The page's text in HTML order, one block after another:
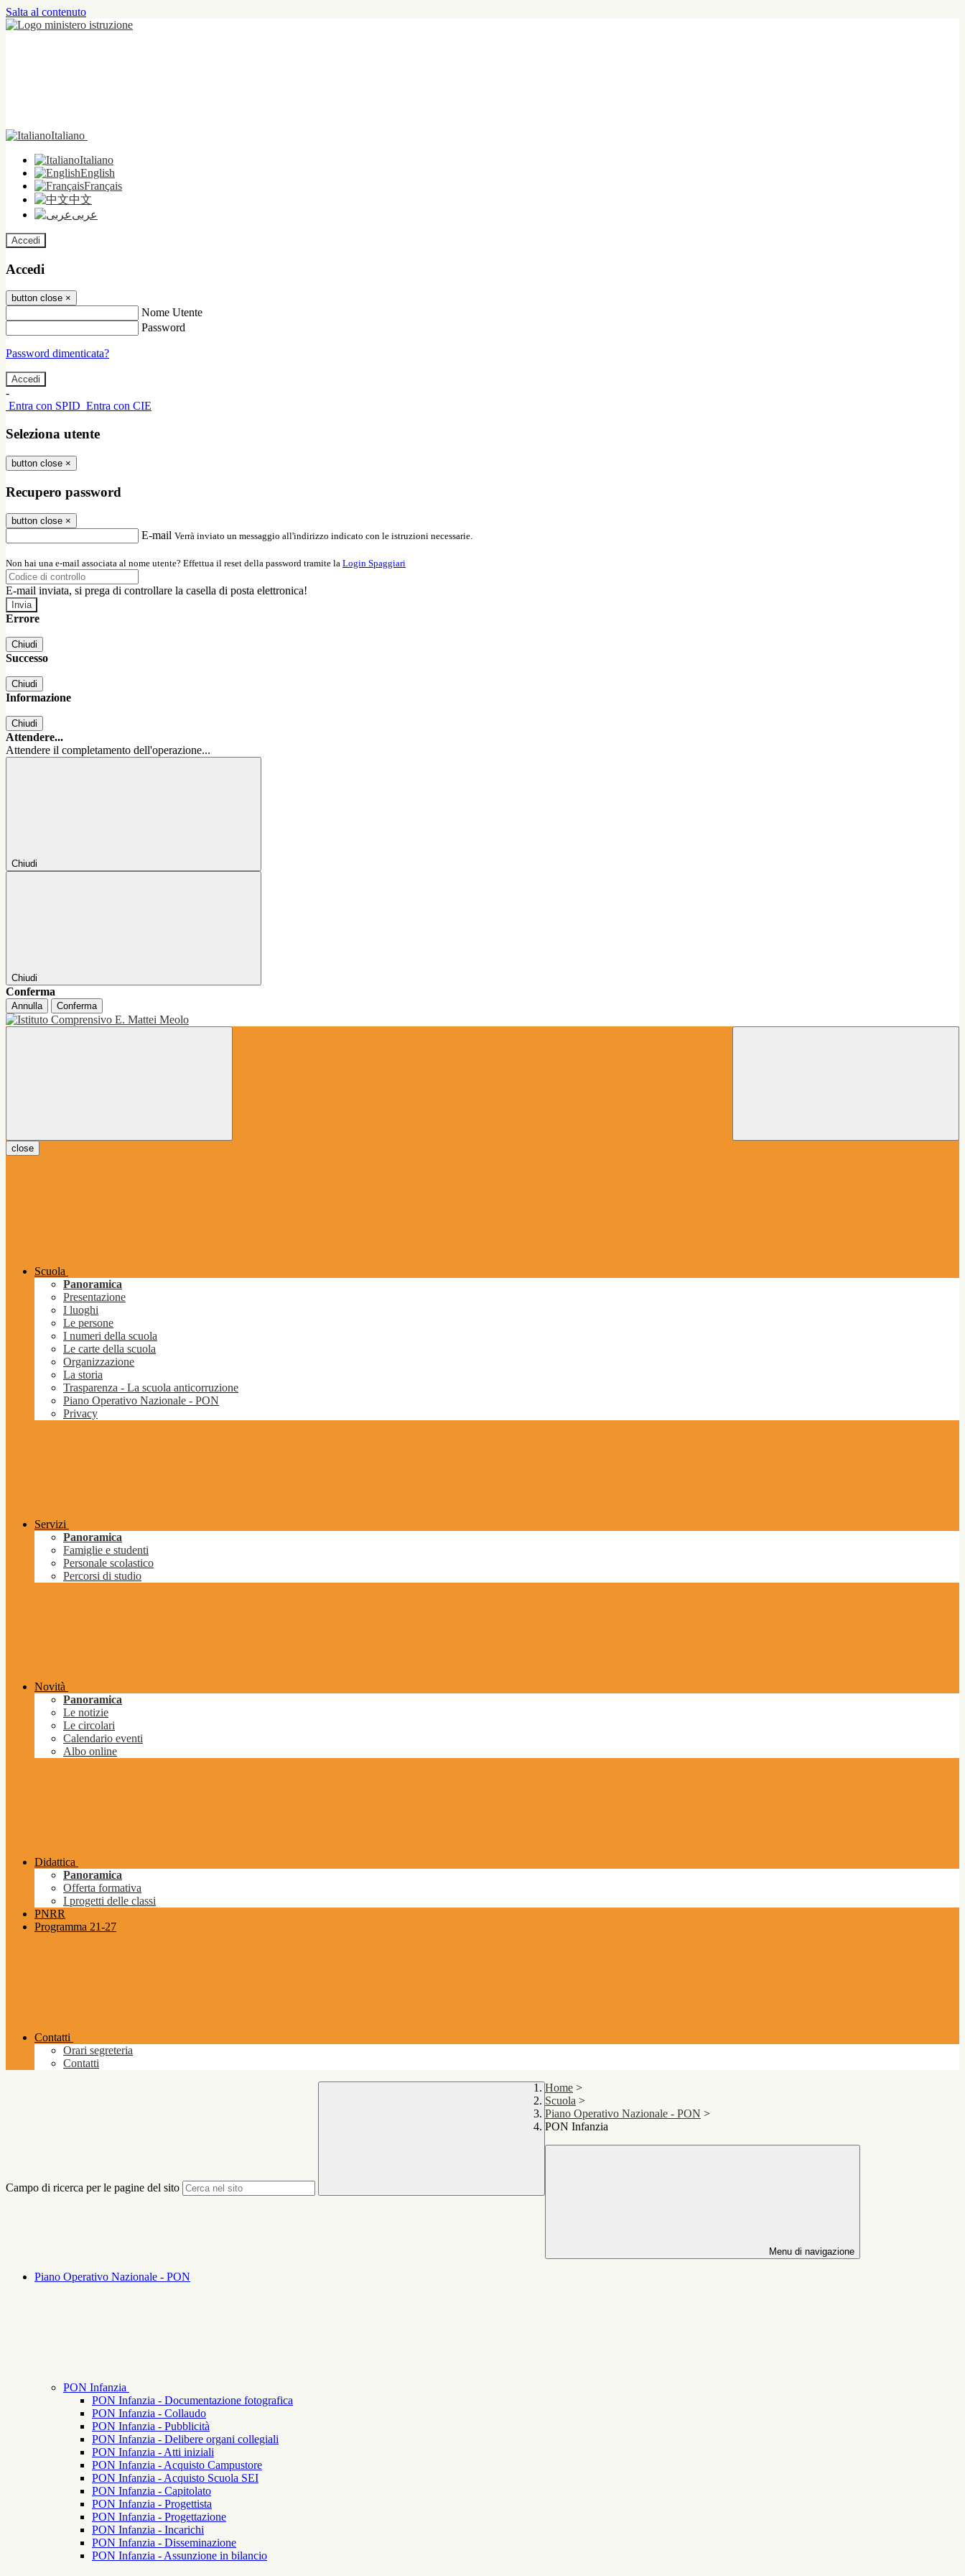
Salta al contenuto
Italiano
Italiano
English
Français
中文
عربى
Accedi
Accedi
button close ×
Nome Utente
Password
Password dimenticata?
-
Entra con SPID Entra con CIE
Seleziona utente
button close ×
Recupero password
button close ×
E-mail Verrà inviato un messaggio all'indirizzo indicato con le istruzioni necessarie.
Non hai una e-mail associata al nome utente? Effettua il reset della password tramite la Login Spaggiari
E-mail inviata, si prega di controllare la casella di posta elettronica!
Errore
Chiudi
Successo
Chiudi
Informazione
Chiudi
Attendere...
Attendere il completamento dell'operazione...
Chiudi
Chiudi
Conferma
Annulla Conferma
close
Scuola
Panoramica
Presentazione
I luoghi
Le persone
I numeri della scuola
Le carte della scuola
Organizzazione
La storia
Trasparenza - La scuola anticorruzione
Piano Operativo Nazionale - PON
Privacy
Servizi
Panoramica
Famiglie e studenti
Personale scolastico
Percorsi di studio
Novità
Panoramica
Le notizie
Le circolari
Calendario eventi
Albo online
Didattica
Panoramica
Offerta formativa
I progetti delle classi
PNRR
Programma 21-27
Contatti
Orari segreteria
Contatti
Campo di ricerca per le pagine del sito
Home >
Scuola >
Piano Operativo Nazionale - PON >
PON Infanzia
Menu di navigazione
Piano Operativo Nazionale - PON
PON Infanzia
PON Infanzia - Documentazione fotografica
PON Infanzia - Collaudo
PON Infanzia - Pubblicità
PON Infanzia - Delibere organi collegiali
PON Infanzia - Atti iniziali
PON Infanzia - Acquisto Campustore
PON Infanzia - Acquisto Scuola SEI
PON Infanzia - Capitolato
PON Infanzia - Progettista
PON Infanzia - Progettazione
PON Infanzia - Incarichi
PON Infanzia - Disseminazione
PON Infanzia - Assunzione in bilancio